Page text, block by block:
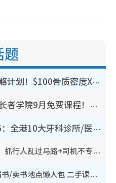
题
港大推赛马会强化骨骼计划！$100骨质密度X光检查 完成免费运动训练送超市礼券！附参加资格
长者优惠｜都会大学长者学院9月免费课程！多媒体/微电影创作/网络安全 附报名方法教学
洗牙平靓正推荐2026：全港10大牙科诊所/医院懒人包，夜诊至8点/镇静洁牙/医疗券适用
警方即日起全港大执法！抓行人乱过马路+司机不专注驾驶！乱过马路罚$2000
捐书2026︱全港13大捐书/卖书地点懒人包 二手课本最高$150＋旧书换免费咖啡/戏票